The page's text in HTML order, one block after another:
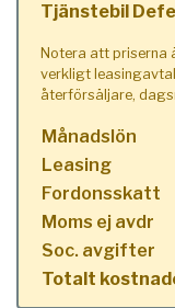
Tjänstebil
Notera att priserna
verkligt
återförsäljare,
Månadslön
Leasing
Fordonsskatt
Moms ej avdr
Soc. avgifter
Totalt